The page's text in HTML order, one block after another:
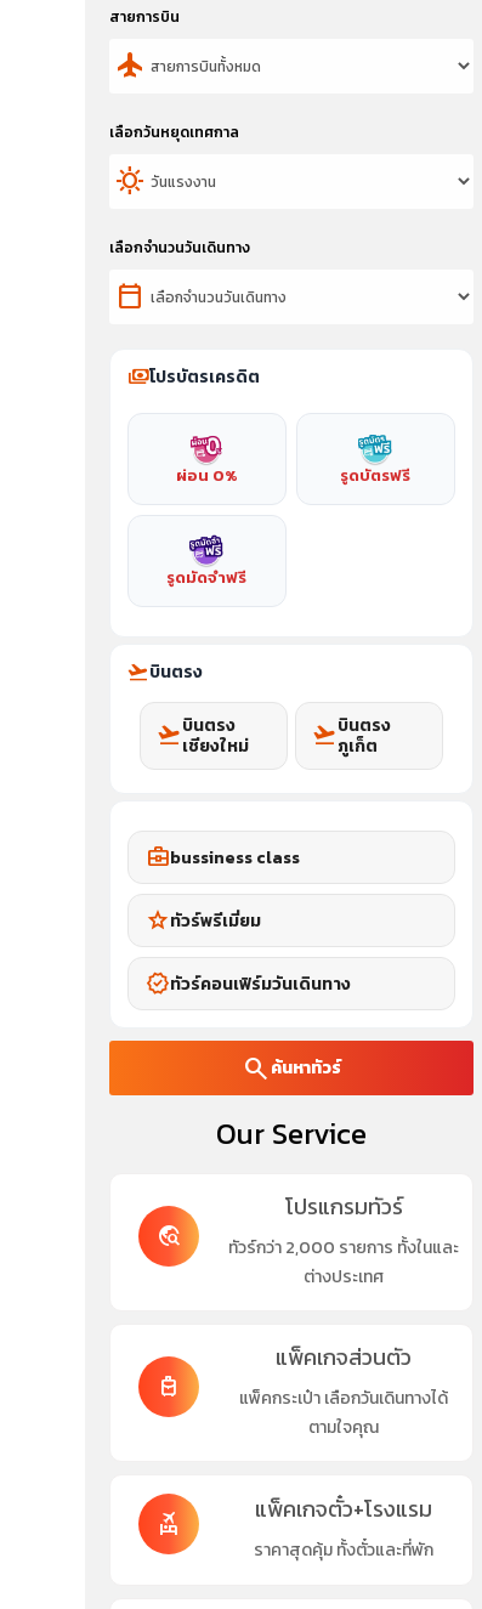
สายการบิน
flight
เลือกวันหยุดเทศกาล
sunny
เลือกจำนวนวันเดินทาง
calendar_today
paymentsโปรบัตรเครดิต
ผ่อน 0% รูดบัตรฟรี
รูดมัดจำฟรี
flight_takeoffบินตรง
flight_takeoffบินตรง
เชียงใหม่
flight_takeoffบินตรง
ภูเก็ต
business_centerbussiness class
starทัวร์พรีเมี่ยม
verifiedทัวร์คอนเฟิร์มวันเดินทาง
search ค้นหาทัวร์
Our Service
travel_explore
โปรแกรมทัวร์
ทัวร์กว่า 2,000 รายการ ทั้งในและ
ต่างประเทศ
travel_luggage_and_bags
แพ็คเกจส่วนตัว
แพ็คกระเป๋า เลือกวันเดินทางได้
ตามใจคุณ
flights_and_hotels แพ็คเกจตั๋ว+โรงแรม
ราคาสุดคุ้ม ทั้งตั๋วและที่พัก